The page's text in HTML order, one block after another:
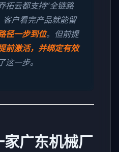
拓云都支持“全链路
客户看完产品就能留
径一步到位。但前提
前激活，并绑定有效
这一步。
广东机械厂